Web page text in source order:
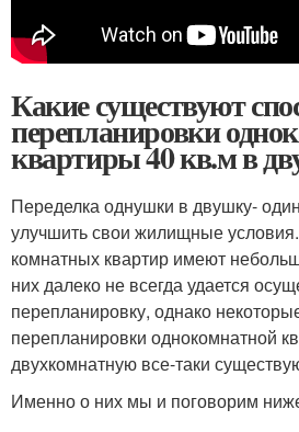
Какие существуют
перепланировки
квартиры 40 кв.м в
Переделка однушки в двушку-
улучшить свои жилищные
комнатных квартир имеют
них далеко не всегда удается
перепланировку, однако
перепланировки однокомнатной
двухкомнатную все-таки
Именно о них мы и поговорим